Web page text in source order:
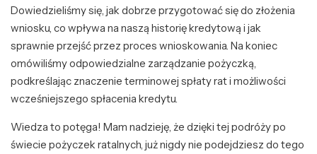
Dowiedzieliśmy się, jak dobrze przygotować się do złożenia
wniosku, co wpływa na naszą historię kredytową i jak
sprawnie przejść przez proces wnioskowania. Na koniec
omówiliśmy odpowiedzialne zarządzanie pożyczką,
podkreślając znaczenie terminowej spłaty rat i możliwości
wcześniejszego spłacenia kredytu.
Wiedza to potęga! Mam nadzieję, że dzięki tej podróży po
świecie pożyczek ratalnych, już nigdy nie podejdziesz do tego